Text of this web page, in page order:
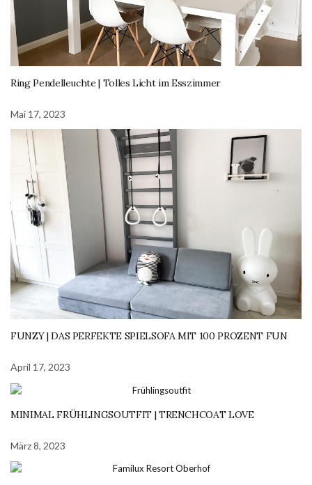
Ring Pendelleuchte | Tolles Licht im Esszimmer
Mai 17, 2023
FUNZY | DAS PERFEKTE SPIELSOFA MIT 100 PROZENT FUN
April 17, 2023
MINIMAL FRÜHLINGSOUTFIT | TRENCHCOAT LOVE
März 8, 2023